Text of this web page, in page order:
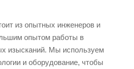
из опытных инженеров и
опытом работы в
изысканий. Мы используем
и оборудование, чтобы